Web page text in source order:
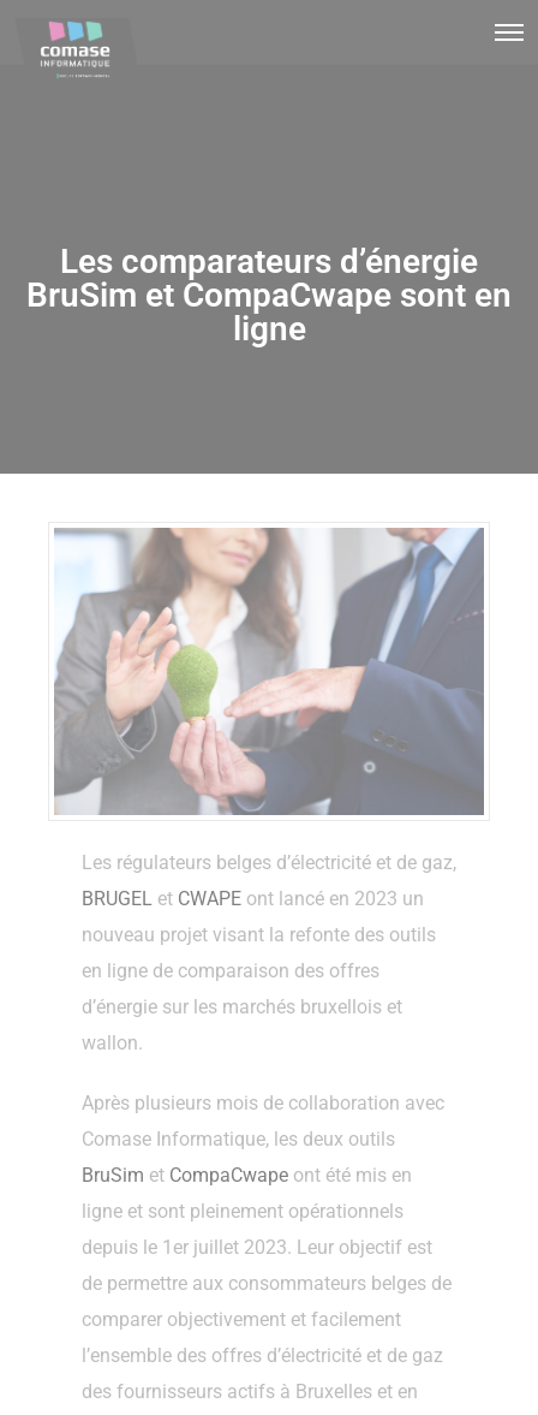
Les comparateurs d’énergie
BruSim et CompaCwape sont en
ligne
Les régulateurs belges d’électricité et de gaz,
BRUGEL et CWAPE ont lancé en 2023 un
nouveau projet visant la refonte des outils
en ligne de comparaison des offres
d’énergie sur les marchés bruxellois et
wallon.
Après plusieurs mois de collaboration avec
Comase Informatique, les deux outils
BruSim et CompaCwape ont été mis en
ligne et sont pleinement opérationnels
depuis le 1er juillet 2023. Leur objectif est
de permettre aux consommateurs belges de
comparer objectivement et facilement
l’ensemble des offres d’électricité et de gaz
des fournisseurs actifs à Bruxelles et en